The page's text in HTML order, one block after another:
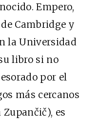
Empero,
Cambridge y
la Universidad
libro si no
por el
más cercanos
es